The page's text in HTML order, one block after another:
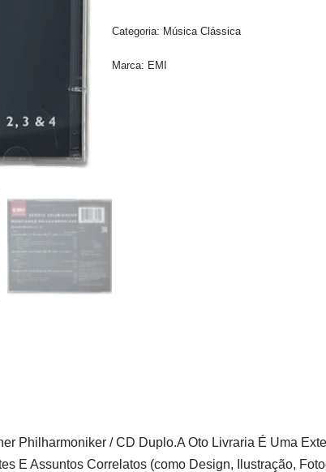
Categoria: Música Clássica
Marca: EMI
Philharmoniker / CD Duplo.A Oto Livraria É Uma
E Assuntos Correlatos (como Design, Ilustração,